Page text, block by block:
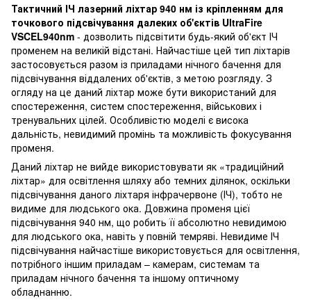
Тактичний ІЧ лазерний ліхтар 940 нм із кріпленням для
точкового підсвічування далеких об'єктів UltraFire
VSCEL940nm - дозволить підсвітити будь-який об'єкт ІЧ
променем на великій відстані. Найчастіше цей тип ліхтарів
застосовується разом із приладами нічного бачення для
підсвічування віддалених об'єктів, з метою розгляду. З
огляду на це даний ліхтар може бути використаний для
спостереження, систем спостереження, військових і
тренувальних цілей. Особливістю моделі є висока
дальність, невидимий промінь та можливість фокусування
променя.
Даний ліхтар не вийде використовувати як «традиційний
ліхтар» для освітлення шляху або темних ділянок, оскільки
підсвічування даного ліхтаря інфрачервоне (ІЧ), тобто не
видиме для людського ока. Довжина променя цієї
підсвічування 940 нм, що робить її абсолютно невидимою
для людського ока, навіть у повній темряві. Невидиме ІЧ
підсвічування найчастіше використовується для освітлення,
потрібного іншим приладам – камерам, системам та
приладам нічного бачення та іншому оптичному
обладнанню.